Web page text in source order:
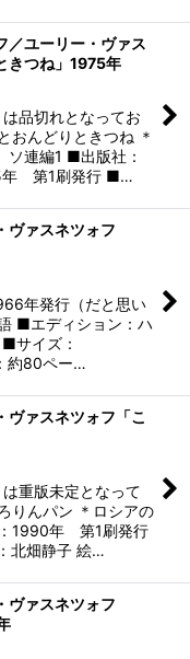
／ユーリー・ヴァス
きつね」1975年
品切れとなってお
おんどりときつね ＊
連編1 ■出版社：
年 第1刷発行 ■…
ヴァスネツォフ
年発行（だと思い
■エディション：ハ
サイズ：
約80ペー…
ヴァスネツォフ「こ
重版未定となって
りんパン ＊ロシアの
1990年 第1刷発行
北畑静子 絵…
ヴァスネツォフ